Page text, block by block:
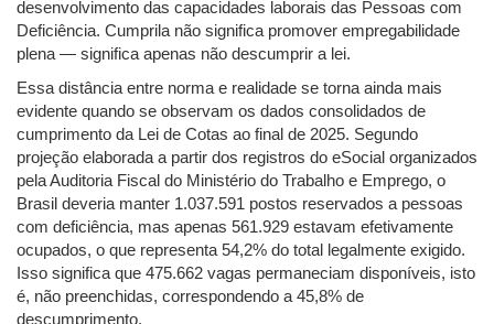
desenvolvimento das capacidades laborais das Pessoas com
Deficiência. Cumprila não significa promover empregabilidade
plena — significa apenas não descumprir a lei.
Essa distância entre norma e realidade se torna ainda mais
evidente quando se observam os dados consolidados de
cumprimento da Lei de Cotas ao final de 2025. Segundo
projeção elaborada a partir dos registros do eSocial organizados
pela Auditoria Fiscal do Ministério do Trabalho e Emprego, o
Brasil deveria manter 1.037.591 postos reservados a pessoas
com deficiência, mas apenas 561.929 estavam efetivamente
ocupados, o que representa 54,2% do total legalmente exigido.
Isso significa que 475.662 vagas permaneciam disponíveis, isto
é, não preenchidas, correspondendo a 45,8% de
descumprimento.